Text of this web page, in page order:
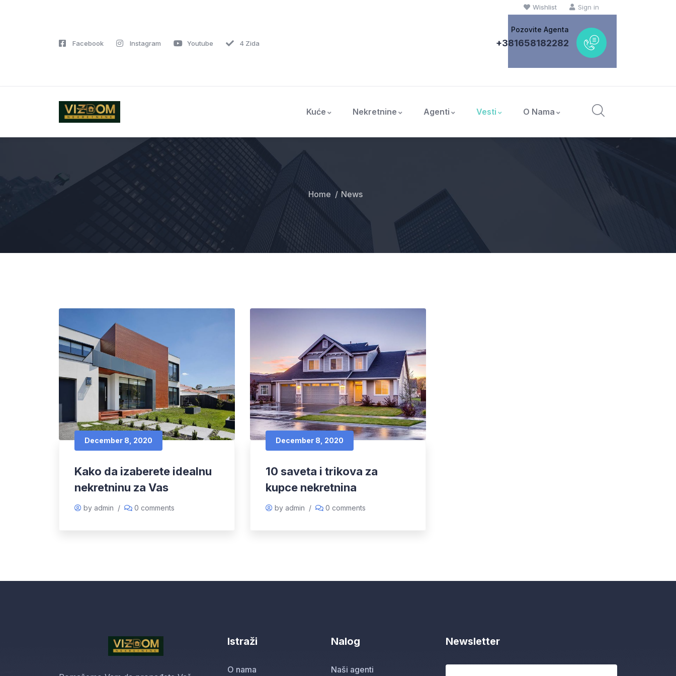
Facebook Instagram Youtube 4 Zida
Wishlist Sign in
Pozovite Agenta
+381658182282
Kuće Nekretnine Agenti Vesti O Nama
Home News
December 8, 2020
Kako da izaberete idealnu
nekretninu za Vas
by admin / 0 comments
December 8, 2020
10 saveta i trikova za
kupce nekretnina
by admin / 0 comments
Istraži
O nama
Nalog
Naši agenti
Newsletter